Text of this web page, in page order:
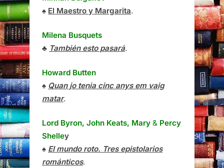
♠ El Maestro y Margarita.
Milena Busquets
♣ También esto pasará.
Howard Butten
♠ Quan jo tenia cinc anys em vaig
matar.
Lord Byron, John Keats, Mary & Percy
Shelley
♠ El mundo roto. Tres epistolarios
románticos.